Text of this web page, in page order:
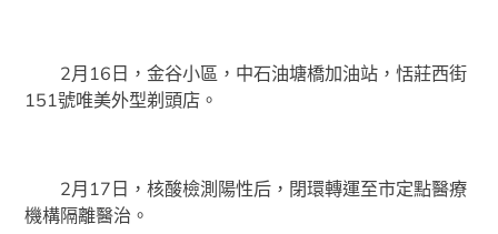
2月16日，金谷小區，中石油塘橋加油站，恬莊西街
151號唯美外型剃頭店。
2月17日，核酸檢測陽性后，閉環轉運至市定點醫療
機構隔離醫治。